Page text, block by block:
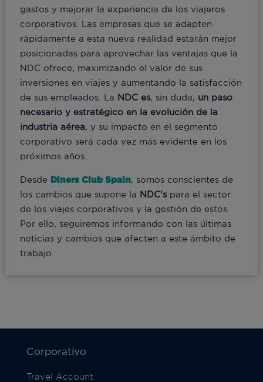
gastos y mejorar la experiencia de los viajeros
corporativos. Las empresas que se adapten
rápidamente a esta nueva realidad estarán mejor
posicionadas para aprovechar las ventajas que la
NDC ofrece, maximizando el valor de sus
inversiones en viajes y aumentando la satisfacción
de sus empleados. La NDC es, sin duda, un paso
necesario y estratégico en la evolución de la
industria aérea, y su impacto en el segmento
corporativo será cada vez más evidente en los
próximos años.
Desde Diners Club Spain, somos conscientes de
los cambios que supone la NDC’spara el sector
de los viajes corporativos y la gestión de estos.
Por ello, seguiremos informando con las últimas
noticias y cambios que afecten a este ámbito de
trabajo.
Corporativo
Travel Account